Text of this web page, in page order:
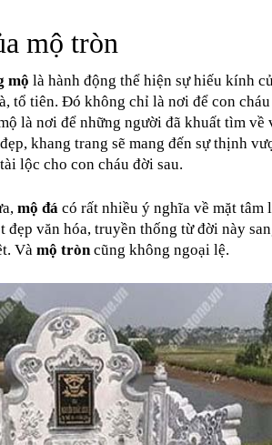
mộ tròn
mộ là hành động thể hiện sự hiếu kính
tổ tiên. Đó không chỉ là nơi để con
là nơi để những người đã khuất tìm về
khang trang sẽ mang đến sự thịnh
lộc cho con cháu đời sau.
mộ đá có rất nhiều ý nghĩa về mặt tâm
đẹp văn hóa, truyền thống từ đời này
Và mộ tròn cũng không ngoại lệ.